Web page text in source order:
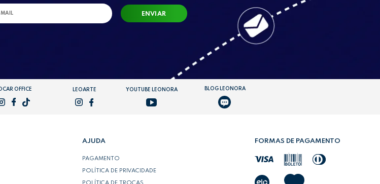
ENVIAR
OFFICE LEOARTE YOUTUBE LEONORA BLOG LEONORA
AJUDA
PAGAMENTO
POLÍTICA DE PRIVACIDADE
FORMAS DE PAGAMENTO